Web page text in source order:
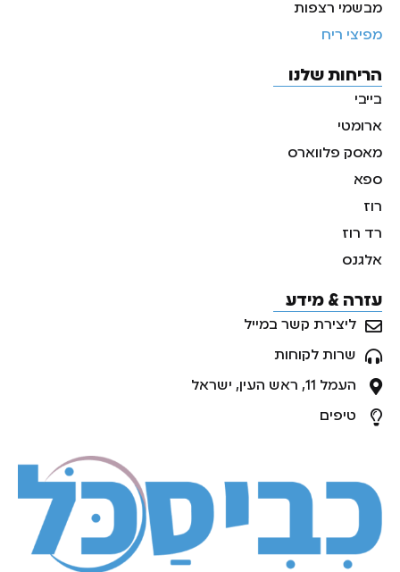
מבשמי רצפות
מפיצי ריח
הריחות שלנו
בייבי
ארומטי
מאסק פלווארס
ספא
רוז
רד רוז
אלגנס
עזרה & מידע
ליצירת קשר במייל
שרות לקוחות
העמל 11, ראש העין, ישראל
טיפים